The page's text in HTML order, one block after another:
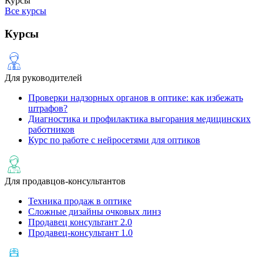
Все курсы
Курсы
Для руководителей
Проверки надзорных органов в оптике: как избежать
штрафов?
Диагностика и профилактика выгорания медицинских
работников
Курс по работе с нейросетями для оптиков
Для продавцов-консультантов
Техника продаж в оптике
Сложные дизайны очковых линз
Продавец консультант 2.0
Продавец-консультант 1.0